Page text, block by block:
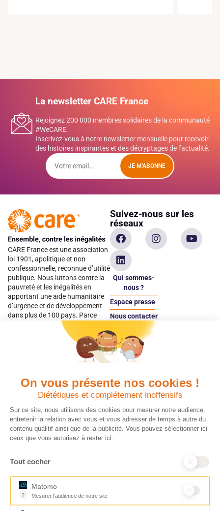
On vous présente nos cookies !
Diététiques et complétement inoffensifs
Sur ce site, nous utilisons des cookies pour mesurer notre audience,
entretenir la relation avec vous et vous adresser de temps à autre du
contenu qualitif ainsi que de la publicité. Vous pouvez sélectionner ici
ceux que vous autorisez à rester ici.
Tout cocher
?
Matomo
Mesurer l'audience de notre site
Outil analytique (alternative à Google Analytics) collectant des
La newsletter CARE France
Rejoignez 200 000 membres solidaires de la communauté
#WeCARE.
Inscrivez-vous à notre newsletter mensuelle pour recevoir
des histoires inspirantes et des décryptages de l’actualité.
JE M'ABONNE
CARE France est une association
loi 1901, apolitique et non
confessionnelle, reconnue d’utilité
publique. Nous luttons contre la
pauvreté et les inégalités en
apportant une aide humanitaire
d’urgence et de développement
dans plus de 100 pays. Parce
qu’elles sont les premières
victimes des inégalités, CARE met
les femmes et les filles au cœur
Suivez-nous sur les
réseaux
Qui sommes-
nous ?
Espace presse
Nous contacter
Espace
donateur
Quels avantages fiscaux ?
Chaque don effectué à une
association reconnue d’utilité
publique comme CARE, est
déductible jusqu’à 75 % de l’impôt
sur le revenu. Modalités de
déduction, déclaration des dons
ce qu’il faut savoir sur la
France pour exprimer votre
générosité et optimiser votre
fiscalité en toute confiance.
Donner en confiance
Vos dons sont
déductibles à 75 % de
vos impôts. Depuis
plus de 15 ans, CARE
France est une